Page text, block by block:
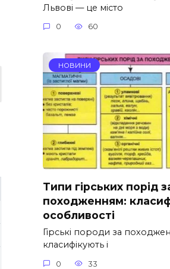
Львові — це місто
0 60
НОВИНИ
Типи гірських порід
походженням:
особливості
Гірські породи за
класифікують і
0 33